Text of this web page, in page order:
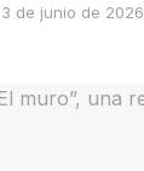
3 de junio de 2026